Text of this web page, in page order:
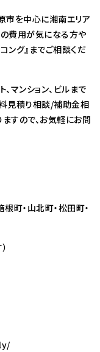
市を中心に湘南エリア
費用が気になる方や
ング』までご相談くだ
マンション、ビルまで
見積り相談/補助金相
すので、お気軽にお問
町・山北町・松田町・